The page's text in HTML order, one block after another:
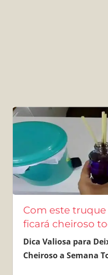
Com este
ficará cheiroso
Dica Valiosa para
Cheiroso a Semana